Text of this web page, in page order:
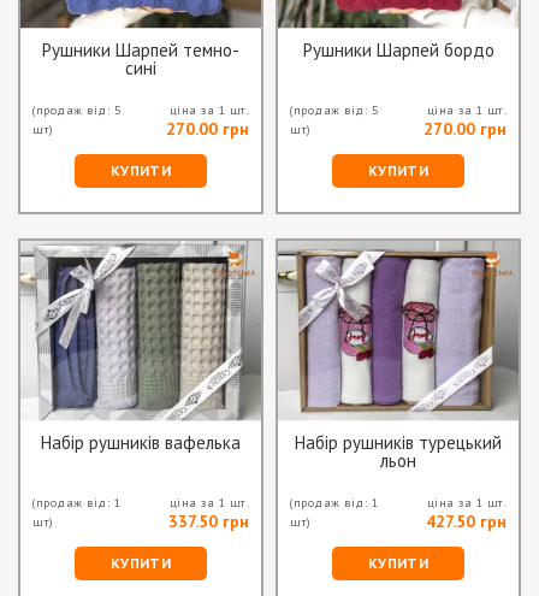
Рушники Шарпей темно-
сині
(продаж від: 5
шт)
ціна за 1 шт.
270.00 грн
КУПИТИ
Рушники Шарпей бордо
(продаж від: 5
шт)
ціна за 1 шт.
270.00 грн
КУПИТИ
Набір рушників вафелька
(продаж від: 1
шт)
ціна за 1 шт.
337.50 грн
КУПИТИ
Набір рушників турецький
льон
(продаж від: 1
шт)
ціна за 1 шт.
427.50 грн
КУПИТИ